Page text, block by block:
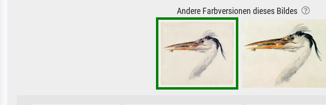
Andere Farbversionen dieses Bildes